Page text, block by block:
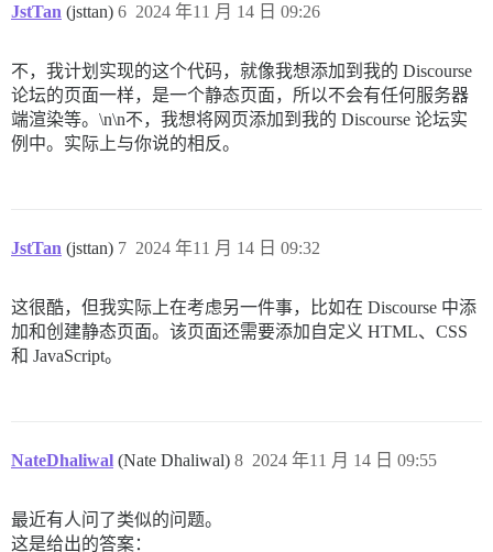
JstTan (jsttan) 2024 年11 月 14 日 09:26
6
不，我计划实现的这个代码，就像我想添加到我的 Discourse
论坛的页面一样，是一个静态页面，所以不会有任何服务器
端渲染等。\n\n不，我想将网页添加到我的 Discourse 论坛实
例中。实际上与你说的相反。
JstTan (jsttan) 2024 年11 月 14 日 09:32
7
这很酷，但我实际上在考虑另一件事，比如在 Discourse 中添
加和创建静态页面。该页面还需要添加自定义 HTML、CSS
和 JavaScript。
NateDhaliwal (Nate Dhaliwal) 2024 年11 月 14 日 09:55
8
最近有人问了类似的问题。
这是给出的答案：